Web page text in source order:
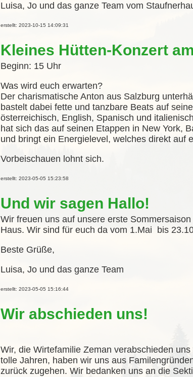
Luisa, Jo und das ganze Team vom
erstellt: 2023-10-15 14:09:31
Kleines Hütten-Konzert
Beginn: 15 Uhr
Was wird euch erwarten?
Der charismatische Anton aus Salzburg
bastelt dabei fette und tanzbare Beats auf
österreichisch, English, Spanisch und
hat sich das auf seinen Etappen in New York,
und bringt ein Energielevel, welches direkt auf
Vorbeischauen lohnt sich.
erstellt: 2023-05-05 15:23:58
Und wir sagen Hallo!
Wir freuen uns auf unsere erste
Haus. Wir sind für euch da vom 1.Mai bis
Beste Grüße,
Luisa, Jo und das ganze Team
erstellt: 2023-05-05 15:16:44
Wir abschieden uns!
Wir, die Wirtefamilie Zeman verabschieden
tolle Jahren, haben wir uns aus
zurück zugehen. Wir bedanken uns an die